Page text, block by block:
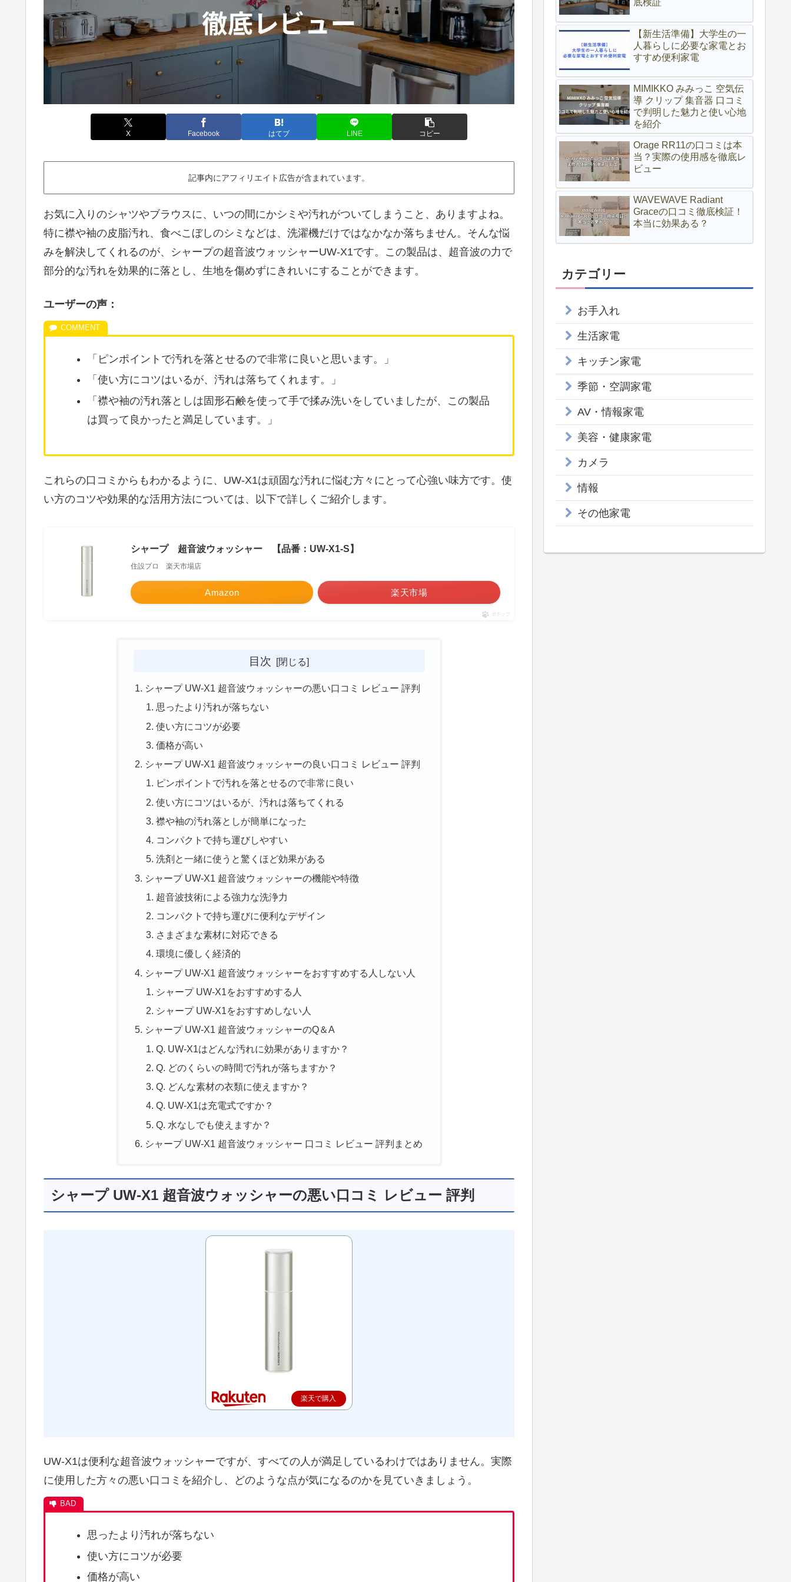
X Facebook はてブ LINE コピー
記事内にアフィリエイト広告が含まれています。
お気に入りのシャツやブラウスに、いつの間にかシミや汚れがついてしまうこと、ありますよね。
特に襟や袖の皮脂汚れ、食べこぼしのシミなどは、洗濯機だけではなかなか落ちません。そんな悩
みを解決してくれるのが、シャープの超音波ウォッシャーUW-X1です。この製品は、超音波の力で
部分的な汚れを効果的に落とし、生地を傷めずにきれいにすることができます。
ユーザーの声：
「ピンポイントで汚れを落とせるので非常に良いと思います。」
「使い方にコツはいるが、汚れは落ちてくれます。」
「襟や袖の汚れ落としは固形石鹸を使って手で揉み洗いをしていましたが、この製品
は買って良かったと満足しています。」
これらの口コミからもわかるように、UW-X1は頑固な汚れに悩む方々にとって心強い味方です。使
い方のコツや効果的な活用方法については、以下で詳しくご紹介します。
シャープ 超音波ウォッシャー 【品番：UW-X1-S】
住設プロ 楽天市場店
Amazon 楽天市場
ポチップ
目次
シャープ UW-X1 超音波ウォッシャーの悪い口コミ レビュー 評判
思ったより汚れが落ちない
使い方にコツが必要
価格が高い
シャープ UW-X1 超音波ウォッシャーの良い口コミ レビュー 評判
ピンポイントで汚れを落とせるので非常に良い
使い方にコツはいるが、汚れは落ちてくれる
襟や袖の汚れ落としが簡単になった
コンパクトで持ち運びしやすい
洗剤と一緒に使うと驚くほど効果がある
シャープ UW-X1 超音波ウォッシャーの機能や特徴
超音波技術による強力な洗浄力
コンパクトで持ち運びに便利なデザイン
さまざまな素材に対応できる
環境に優しく経済的
シャープ UW-X1 超音波ウォッシャーをおすすめする人しない人
シャープ UW-X1をおすすめする人
シャープ UW-X1をおすすめしない人
シャープ UW-X1 超音波ウォッシャーのQ＆A
Q. UW-X1はどんな汚れに効果がありますか？
Q. どのくらいの時間で汚れが落ちますか？
Q. どんな素材の衣類に使えますか？
Q. UW-X1は充電式ですか？
Q. 水なしでも使えますか？
シャープ UW-X1 超音波ウォッシャー 口コミ レビュー 評判まとめ
シャープ UW-X1 超音波ウォッシャーの悪い口コミ レビュー 評判
楽天で購入
UW-X1は便利な超音波ウォッシャーですが、すべての人が満足しているわけではありません。実際
に使用した方々の悪い口コミを紹介し、どのような点が気になるのかを見ていきましょう。
思ったより汚れが落ちない
使い方にコツが必要
価格が高い
底検証
【新生活準備】大学生の一
人暮らしに必要な家電とお
すすめ便利家電
MIMIKKO みみっこ 空気伝
導 クリップ 集音器 口コミ
で判明した魅力と使い心地
を紹介
Orage RR11の口コミは本
当？実際の使用感を徹底レ
ビュー
WAVEWAVE Radiant
Graceの口コミ徹底検証！
本当に効果ある？
カテゴリー
お手入れ
生活家電
キッチン家電
季節・空調家電
AV・情報家電
美容・健康家電
カメラ
情報
その他家電